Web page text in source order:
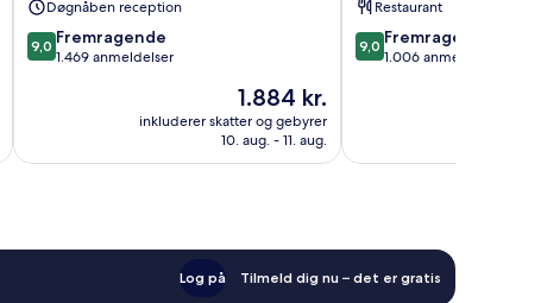
Zürich
Gamle
Bydel
Døgnåben reception
9.0
ud
anmeldelser
9,0 Fremragende
1.469 anmeldelser
Prisen
er
1.884 kr.
1.884 kr.
inkluderer skatter og gebyrer
10. aug. - 11. aug.
Restaurant
9.0
ud
anmeldelser
9,0 Fremragende
1.006 anmeldelser
Log på Tilmeld dig nu – det er gratis